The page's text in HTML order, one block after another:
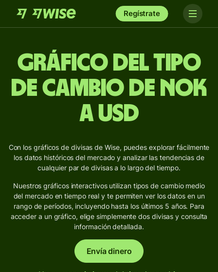
Regístrate
Gráfico del Tipo
de Cambio de NOK
a USD
Con los gráficos de divisas de Wise, puedes explorar fácilmente
los datos históricos del mercado y analizar las tendencias de
cualquier par de divisas a lo largo del tiempo.
Nuestros gráficos interactivos utilizan tipos de cambio medio
del mercado en tiempo real y te permiten ver los datos en un
rango de períodos, incluyendo hasta los últimos 5 años. Para
acceder a un gráfico, elige simplemente dos divisas y consulta
información detallada.
Envía dinero